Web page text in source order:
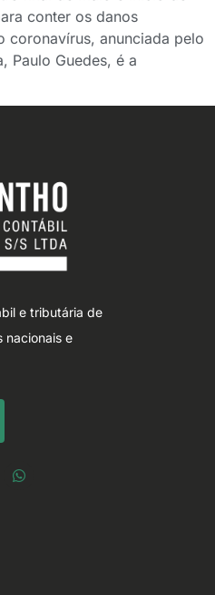
conter os danos
coronavírus, anunciada pelo
Paulo Guedes, é a
e tributária de
nacionais e